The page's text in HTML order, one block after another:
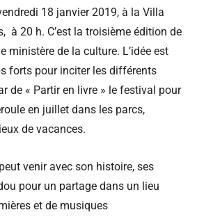
18 janvier 2019, à la Villa
à 20 h. C’est la troisième édition de
ministère de la culture. L’idée est
forts pour inciter les différents
de « Partir en livre » le festival pour
en juillet dans les parcs,
de vacances.
venir avec son histoire, ses
pour un partage dans un lieu
et de musiques